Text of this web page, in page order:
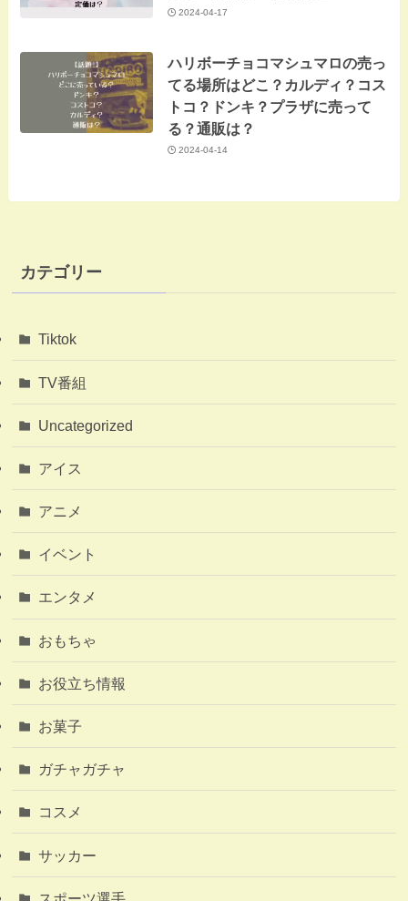
2024-04-17
ハリボーチョコマシュマロの売っ
てる場所はどこ？カルディ？コス
トコ？ドンキ？プラザに売って
る？通販は？
2024-04-14
カテゴリー
Tiktok
TV番組
Uncategorized
アイス
アニメ
イベント
エンタメ
おもちゃ
お役立ち情報
お菓子
ガチャガチャ
コスメ
サッカー